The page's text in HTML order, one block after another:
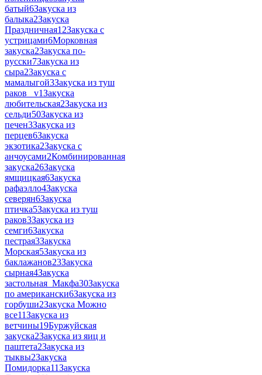
батый6Закуска из
балыка2Закуска
Праздничная12Закуска с
устрицами6Морковная
закуска2Закуска по-
русски7Закуска из
сыра2Закуска с
мамалыгой3Закуска из туш
раков _v1Закуска
любительская2Закуска из
сельди50Закуска из
печен3Закуска из
перцев6Закуска
экзотика2Закуска с
анчоусами2Комбинированная
закуска26Закуска
ямщицкая6Закуска
рафаэлло4Закуска
северян6Закуска
птичка5Закуска из туш
раков3Закуска из
семги6Закуска
пестрая3Закуска
Морская5Закуска из
баклажанов23Закуска
сырная4Закуска
застольная_Макфа30Закуска
по американски6Закуска из
горбуши2Закуска Можно
все11Закуска из
ветчины19Буржуйская
закуска2Закуска из яиц и
паштета2Закуска из
тыквы2Закуска
Помидорка11Закуска